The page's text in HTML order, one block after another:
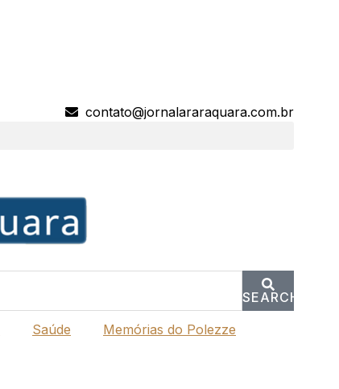
contato@jornalararaquara.com.br
SEARCH
Saúde Memórias do Polezze